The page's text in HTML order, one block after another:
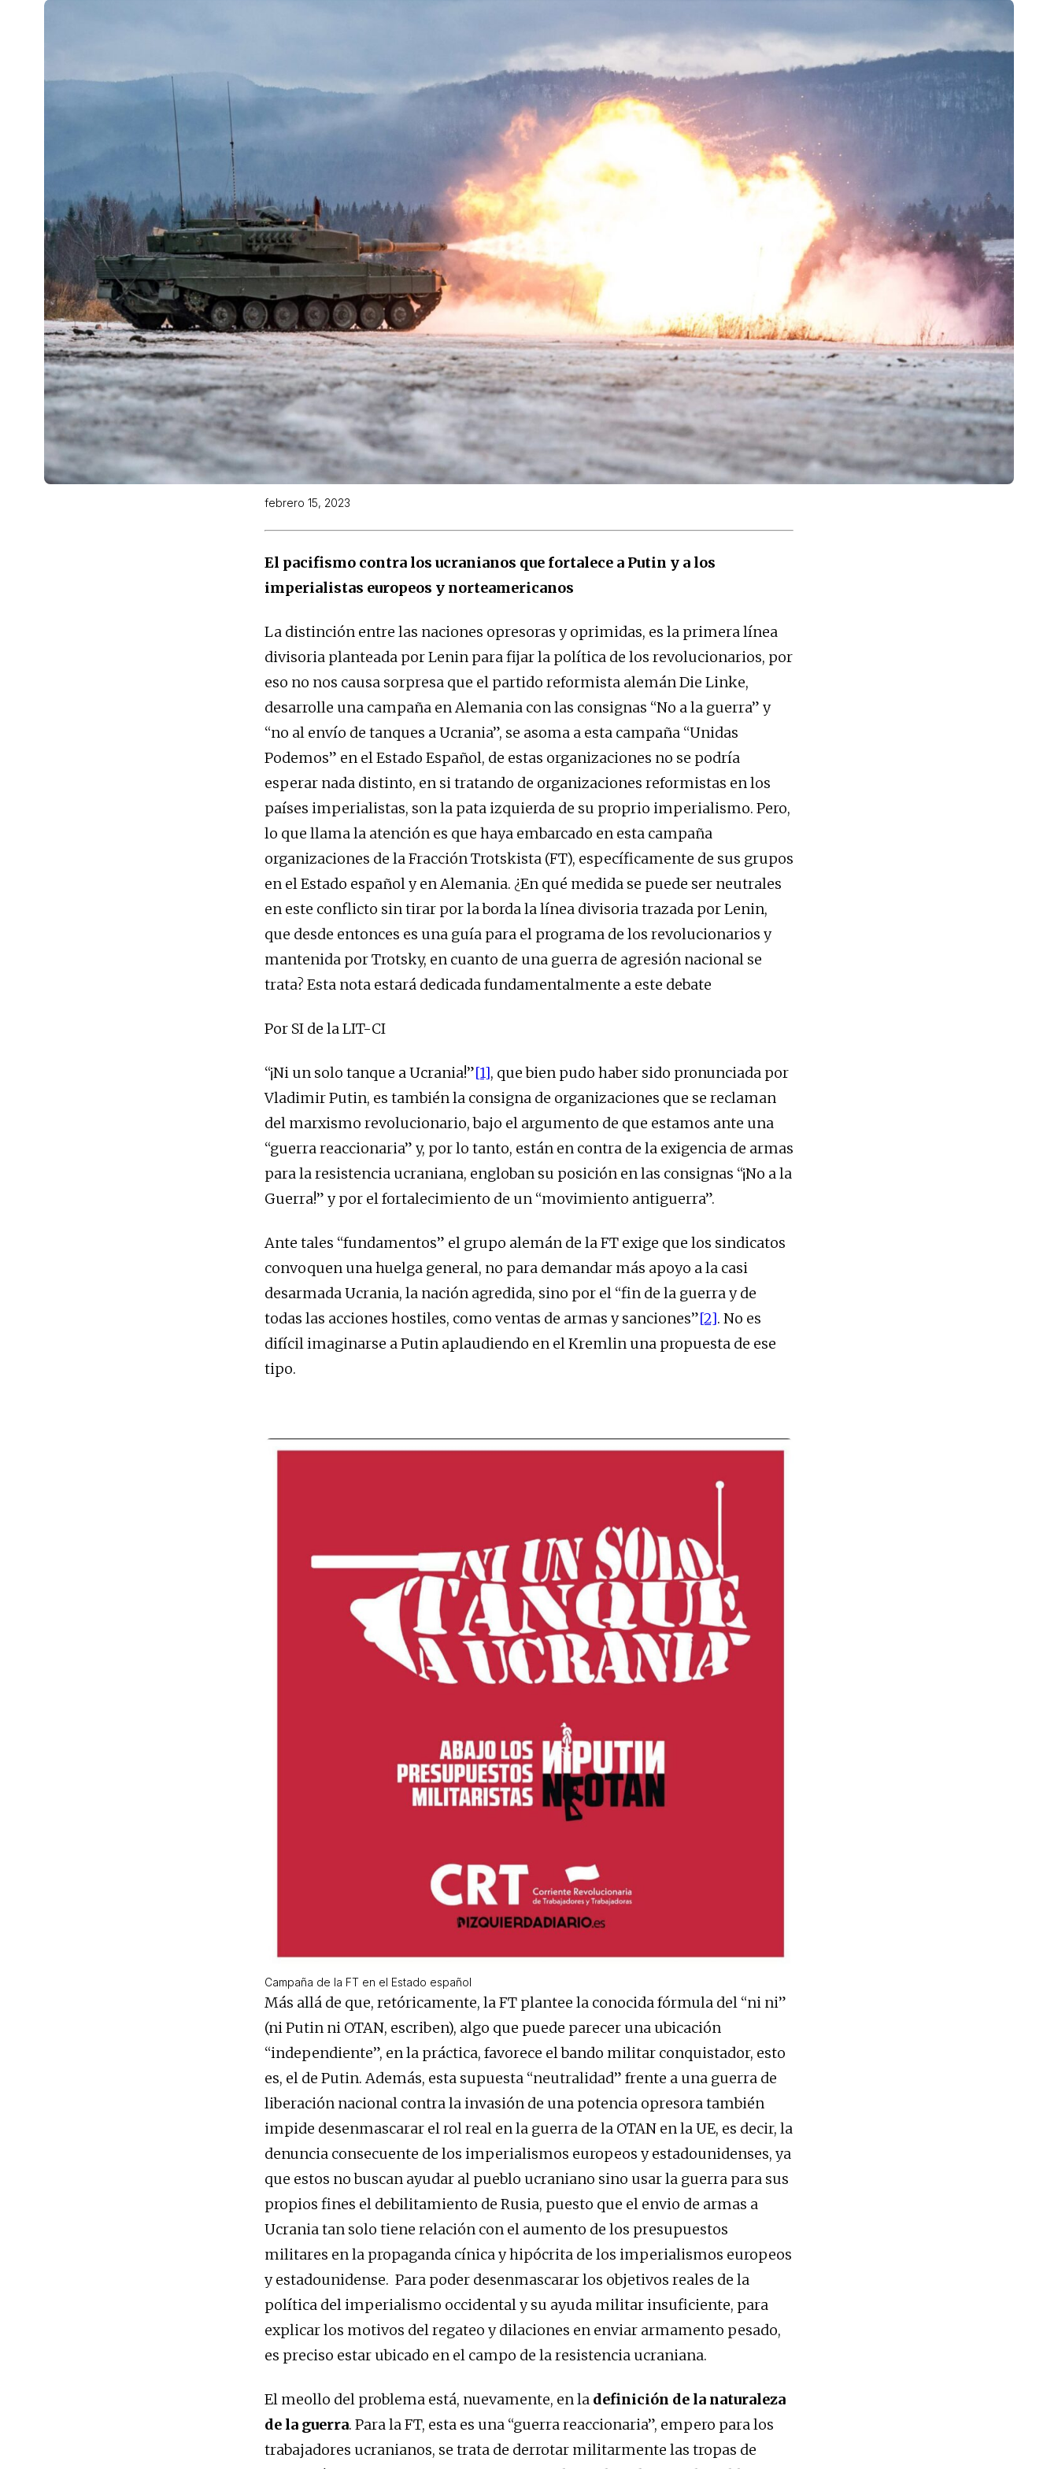
febrero 15, 2023
El pacifismo contra los ucranianos que fortalece a Putin y a los
imperialistas europeos y norteamericanos
La distinción entre las naciones opresoras y oprimidas, es la primera línea
divisoria planteada por Lenin para fijar la política de los revolucionarios, por
eso no nos causa sorpresa que el partido reformista alemán Die Linke,
desarrolle una campaña en Alemania con las consignas “No a la guerra” y
“no al envío de tanques a Ucrania”, se asoma a esta campaña “Unidas
Podemos” en el Estado Español, de estas organizaciones no se podría
esperar nada distinto, en si tratando de organizaciones reformistas en los
países imperialistas, son la pata izquierda de su proprio imperialismo. Pero,
lo que llama la atención es que haya embarcado en esta campaña
organizaciones de la Fracción Trotskista (FT), específicamente de sus grupos
en el Estado español y en Alemania. ¿En qué medida se puede ser neutrales
en este conflicto sin tirar por la borda la línea divisoria trazada por Lenin,
que desde entonces es una guía para el programa de los revolucionarios y
mantenida por Trotsky, en cuanto de una guerra de agresión nacional se
trata? Esta nota estará dedicada fundamentalmente a este debate
Por SI de la LIT-CI
“¡Ni un solo tanque a Ucrania!”[1], que bien pudo haber sido pronunciada por
Vladimir Putin, es también la consigna de organizaciones que se reclaman
del marxismo revolucionario, bajo el argumento de que estamos ante una
“guerra reaccionaria” y, por lo tanto, están en contra de la exigencia de armas
para la resistencia ucraniana, engloban su posición en las consignas “¡No a la
Guerra!” y por el fortalecimiento de un “movimiento antiguerra”.
Ante tales “fundamentos” el grupo alemán de la FT exige que los sindicatos
convoquen una huelga general, no para demandar más apoyo a la casi
desarmada Ucrania, la nación agredida, sino por el “fin de la guerra y de
todas las acciones hostiles, como ventas de armas y sanciones”[2]. No es
difícil imaginarse a Putin aplaudiendo en el Kremlin una propuesta de ese
tipo.
Campaña de la FT en el Estado español
Más allá de que, retóricamente, la FT plantee la conocida fórmula del “ni ni”
(ni Putin ni OTAN, escriben), algo que puede parecer una ubicación
“independiente”, en la práctica, favorece el bando militar conquistador, esto
es, el de Putin. Además, esta supuesta “neutralidad” frente a una guerra de
liberación nacional contra la invasión de una potencia opresora también
impide desenmascarar el rol real en la guerra de la OTAN en la UE, es decir, la
denuncia consecuente de los imperialismos europeos y estadounidenses, ya
que estos no buscan ayudar al pueblo ucraniano sino usar la guerra para sus
propios fines el debilitamiento de Rusia, puesto que el envio de armas a
Ucrania tan solo tiene relación con el aumento de los presupuestos
militares en la propaganda cínica y hipócrita de los imperialismos europeos
y estadounidense. Para poder desenmascarar los objetivos reales de la
política del imperialismo occidental y su ayuda militar insuficiente, para
explicar los motivos del regateo y dilaciones en enviar armamento pesado,
es preciso estar ubicado en el campo de la resistencia ucraniana.
El meollo del problema está, nuevamente, en la definición de la naturaleza
de la guerra. Para la FT, esta es una “guerra reaccionaria”, empero para los
trabajadores ucranianos, se trata de derrotar militarmente las tropas de